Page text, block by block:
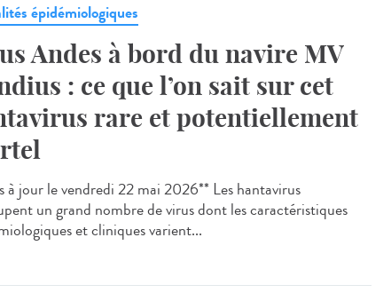
épidémiologiques
Andes à bord du navire MV
: ce que l’on sait sur cet
rare et potentiellement
à jour le vendredi 22 mai 2026** Les hantavirus
un grand nombre de virus dont les caractéristiques
et cliniques varient...